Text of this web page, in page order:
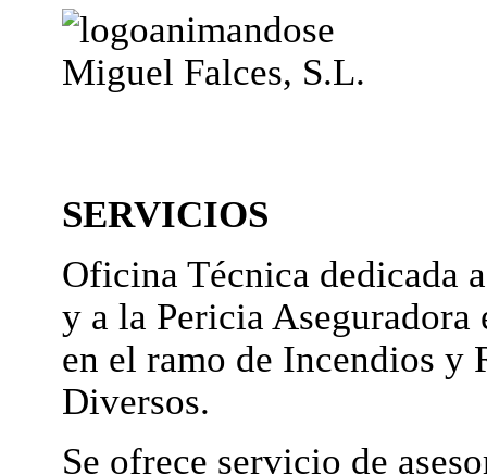
Miguel Falces, S.L.
SERVICIOS
Oficina Técnica dedicada
y a la Pericia Aseguradora
en el ramo de Incendios y
Diversos.
Se ofrece servicio de